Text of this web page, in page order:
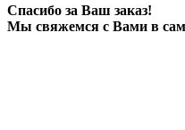
Спасибо за Ваш заказ!
Мы свяжемся с Вами в